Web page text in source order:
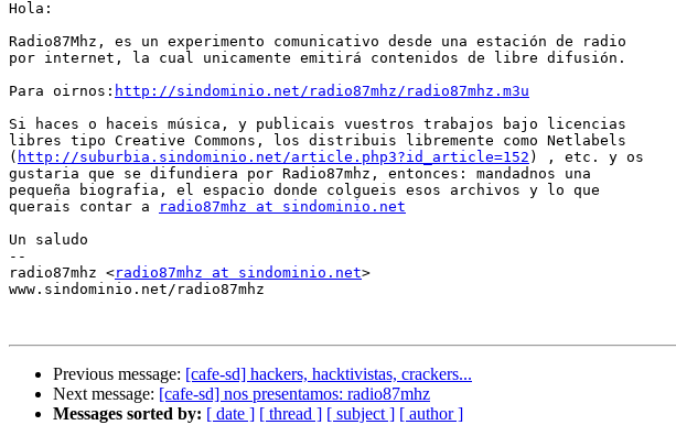
Hola:
Radio87Mhz, es un experimento comunicativo desde una estación de radio
por internet, la cual unicamente emitirá contenidos de libre difusión.
Para oirnos: http://sindominio.net/radio87mhz/radio87mhz.m3u
Si haces o haceis música, y publicais vuestros trabajos bajo licencias
libres tipo Creative Commons, los distribuis libremente como Netlabels
( http://suburbia.sindominio.net/article.php3?id_article=152 ) , etc. y os
gustaria que se difundiera por Radio87mhz, entonces: mandadnos una
pequeña biografia, el espacio donde colgueis esos archivos y lo que
querais contar a
radio87mhz at sindominio.net
Un saludo
--
radio87mhz <radio87mhz at sindominio.net>
www.sindominio.net/radio87mhz
Previous message: [cafe-sd] hackers, hacktivistas, crackers...
Next message: [cafe-sd] nos presentamos: radio87mhz
Messages sorted by: [ date ] [ thread ] [ subject ] [ author ]